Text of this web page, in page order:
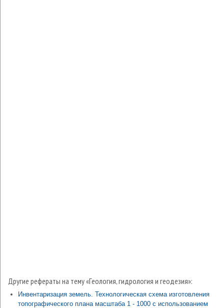
Другие рефераты на тему «Геология, гидрология и геодезия»:
Инвентаризация земель. Технологическая схема изготовления
топографического плана масштаба 1 - 1000 с использованием